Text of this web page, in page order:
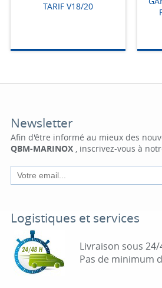
TARIF V18/20
Newsletter
Afin d'être informé au mieux des
QBM-MARINOX, inscrivez-vous à
Logistiques et services
Livraison sous 24/
Pas de minimum